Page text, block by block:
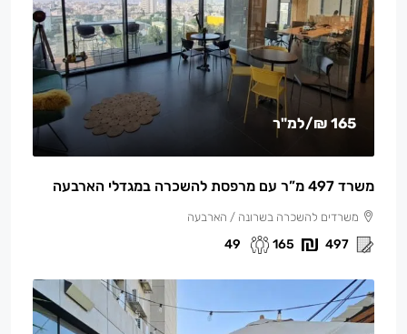
165 ₪ /למ"ר
משרד 497 מ”ר עם מרפסת להשכרה במגדלי הארבעה
משרדים להשכרה בשרונה / הארבעה
497
165
49